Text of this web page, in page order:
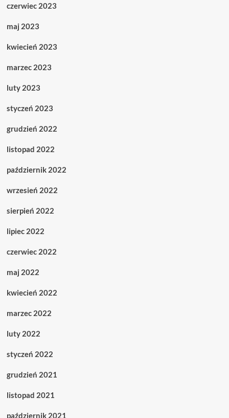
czerwiec 2023
maj 2023
kwiecień 2023
marzec 2023
luty 2023
styczeń 2023
grudzień 2022
listopad 2022
październik 2022
wrzesień 2022
sierpień 2022
lipiec 2022
czerwiec 2022
maj 2022
kwiecień 2022
marzec 2022
luty 2022
styczeń 2022
grudzień 2021
listopad 2021
październik 2021